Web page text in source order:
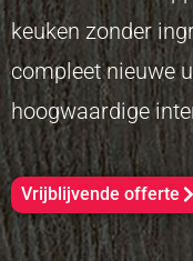
keuken zonder
compleet nieuwe
hoogwaardige
Vrijblijvende offerte